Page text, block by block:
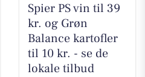
Spier PS vin til 39
kr. og Grøn
Balance kartofler
til 10 kr. - se de
lokale tilbud